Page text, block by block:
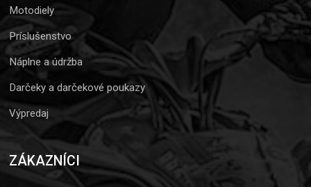
Motodiely
Príslušenstvo
Náplne a údržba
Darčeky a darčekové poukazy
Výpredaj
ZÁKAZNÍCI